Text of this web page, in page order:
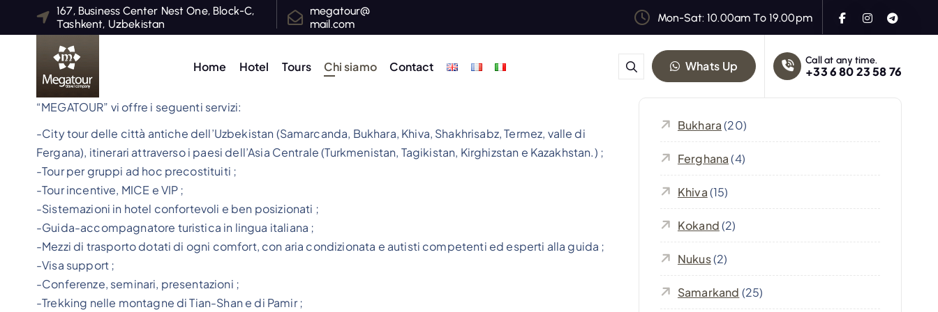
167, Business Center Nest One, Block-C,
Tashkent, Uzbekistan
megatour@
mail.com
Mon-Sat: 10.00am To 19.00pm
Home Hotel Tours Chi siamo Contact Whats Up Call at any time.
+33 6 80 23 58 76
“MEGATOUR” vi offre i seguenti servizi:
-City tour delle città antiche dell’Uzbekistan (Samarcanda, Bukhara, Khiva, Shakhrisabz, Termez, valle di
Fergana), itinerari attraverso i paesi dell’Asia Centrale (Turkmenistan, Tagikistan, Kirghizstan e Kazakhstan.) ;
-Tour per gruppi ad hoc precostituiti ;
-Tour incentive, MICE e VIP ;
-Sistemazioni in hotel confortevoli e ben posizionati ;
-Guida-accompagnatore turistica in lingua italiana ;
-Mezzi di trasporto dotati di ogni comfort, con aria condizionata e autisti competenti ed esperti alla guida ;
-Visa support ;
-Conferenze, seminari, presentazioni ;
-Trekking nelle montagne di Tian-Shan e di Pamir ;
Bukhara(20)
Ferghana(4)
Khiva(15)
Kokand(2)
Nukus(2)
Samarkand (25)